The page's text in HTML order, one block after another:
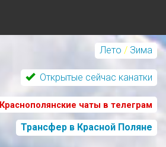
Лето / Зима
Открытые сейчас канатки
Краснополянские чаты в телеграм
Трансфер в Красной Поляне